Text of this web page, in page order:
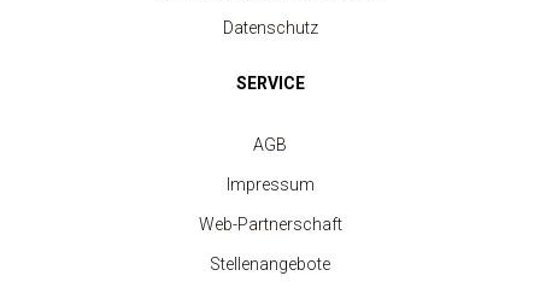
Datenschutz
SERVICE
AGB
Impressum
Web-Partnerschaft
Stellenangebote